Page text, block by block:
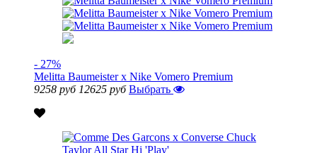
- 27%
Melitta Baumeister x Nike Vomero Premium
9258 руб 12625 руб Выбрать